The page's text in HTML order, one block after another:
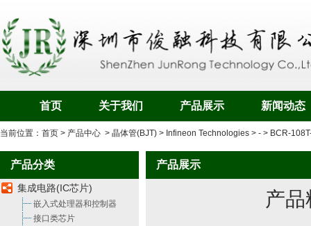
首页 关于我们 产品展示 新闻动态
当前位置： 首页 > 产品中心 > 晶体管(BJT) > Infineon Technologies > - > BCR-
产品分类
集成电路(IC芯片)
嵌入式处理器和控制器
接口类芯片
产品展示
产品